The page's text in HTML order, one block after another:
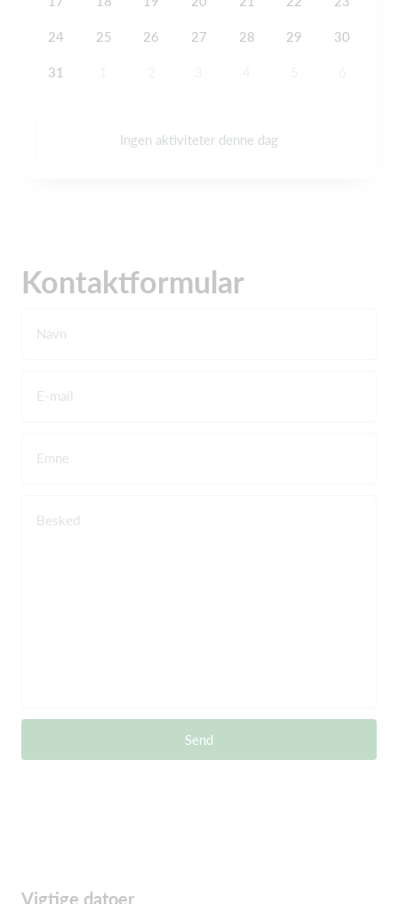
24 25 26 27 28 29 30
31
Ingen aktiviteter denne dag
Kontaktformular
Navn
E-mail
Emne
Besked
Send
Vigtige datoer